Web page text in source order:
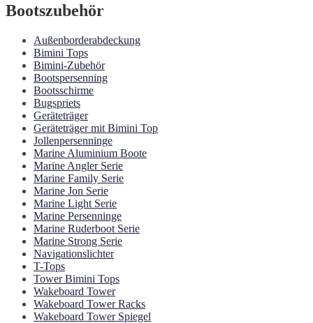
Bootszubehör
Außenborderabdeckung
Bimini Tops
Bimini-Zubehör
Bootspersenning
Bootsschirme
Bugspriets
Geräteträger
Geräteträger mit Bimini Top
Jollenpersenninge
Marine Aluminium Boote
Marine Angler Serie
Marine Family Serie
Marine Jon Serie
Marine Light Serie
Marine Persenninge
Marine Ruderboot Serie
Marine Strong Serie
Navigationslichter
T-Tops
Tower Bimini Tops
Wakeboard Tower
Wakeboard Tower Racks
Wakeboard Tower Spiegel